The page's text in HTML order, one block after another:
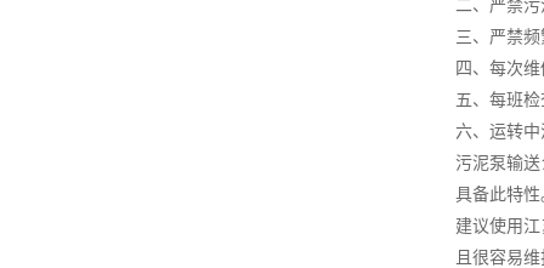
二、严禁
三、严禁
四、每次
五、每班
六、运转
污泥泵输
具备此特性
建议使用
且很容易